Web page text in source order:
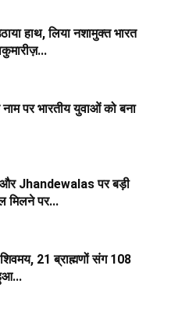
हाथ, लिया नशामुक्त भारत
पर भारतीय युवाओं को बना
Jhandewalas पर बड़ी
मिलने पर...
21 ब्राह्मणों संग 108